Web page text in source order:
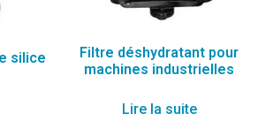
silice
Filtre déshydratant pour
machines industrielles
Lire la suite